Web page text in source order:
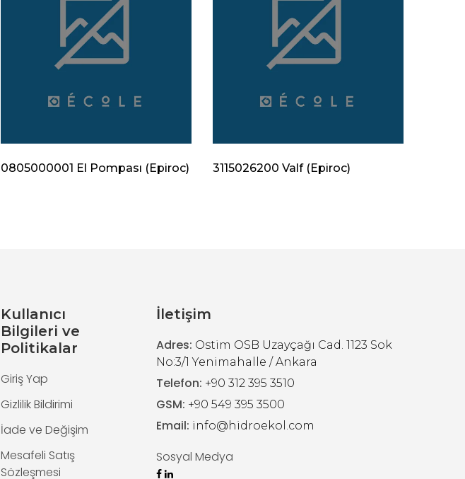
0805000001 El Pompası (Epiroc) 3115026200 Valf (Epiroc)
Kullanıcı
Bilgileri ve
Politikalar
Giriş Yap
Gizlilik Bildirimi
İade ve Değişim
Mesafeli Satış
Sözleşmesi
İletişim
Adres: Ostim OSB Uzayçağı Cad. 1123 Sok
No:3/1 Yenimahalle / Ankara
Telefon: +90 312 395 3510
GSM: +90 549 395 3500
Email: info@hidroekol.com
Sosyal Medya